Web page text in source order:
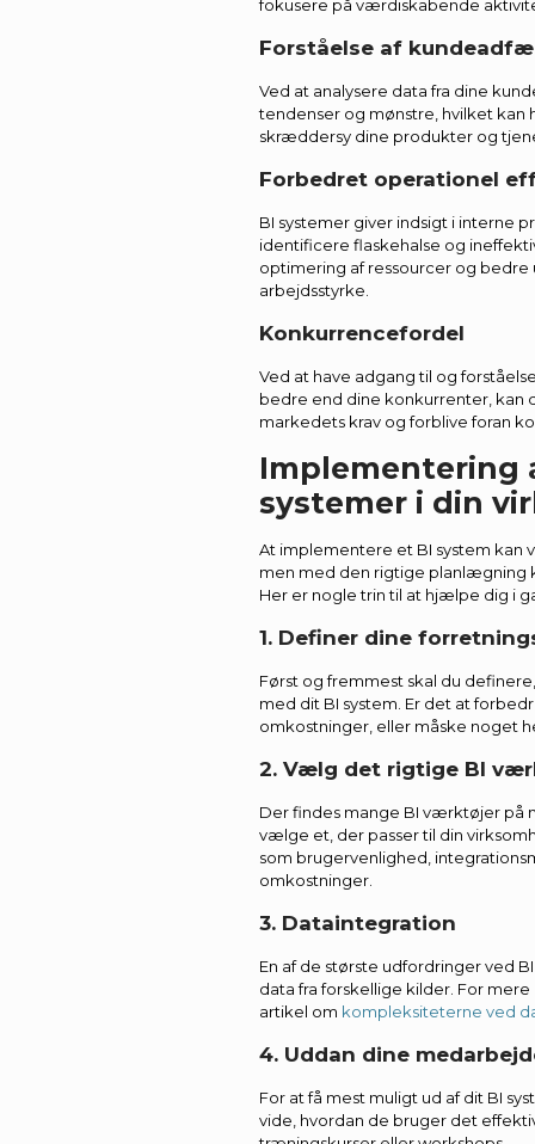
fokusere på værdiskabende
Forståelse af
Ved at analysere data fra dine
tendenser og mønstre, hvilket
skræddersy dine produkter og
Forbedret operationel
BI systemer giver indsigt i interne
identificere flaskehalse og
optimering af ressourcer og bedre
arbejdsstyrke.
Konkurrencefordel
Ved at have adgang til og
bedre end dine konkurrenter, kan
markedets krav og forblive foran
Implementering
systemer i din
At implementere et BI system kan
men med den rigtige planlægning
Her er nogle trin til at hjælpe dig i
1. Definer dine
Først og fremmest skal du
med dit BI system. Er det at
omkostninger, eller måske noget
2. Vælg det rigtige BI
Der findes mange BI værktøjer på
vælge et, der passer til din
som brugervenlighed,
omkostninger.
3. Dataintegration
En af de største udfordringer ved
data fra forskellige kilder. For
artikel om kompleksiteterne ved
4. Uddan dine
For at få mest muligt ud af dit BI
vide, hvordan de bruger det